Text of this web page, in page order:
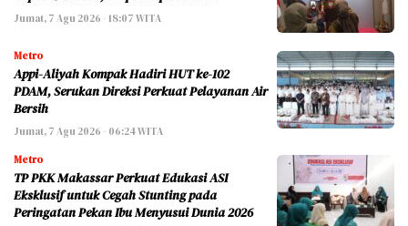
Jumat, 7 Agu 2026 - 18:07 WITA
Metro
Appi-Aliyah Kompak Hadiri HUT ke-102
PDAM, Serukan Direksi Perkuat Pelayanan Air
Bersih
Jumat, 7 Agu 2026 - 06:24 WITA
Metro
TP PKK Makassar Perkuat Edukasi ASI
Eksklusif untuk Cegah Stunting pada
Peringatan Pekan Ibu Menyusui Dunia 2026